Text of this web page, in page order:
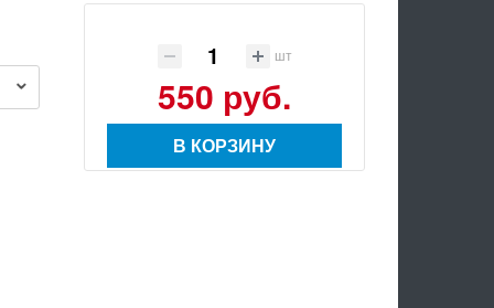
шт
550 руб.
В КОРЗИНУ